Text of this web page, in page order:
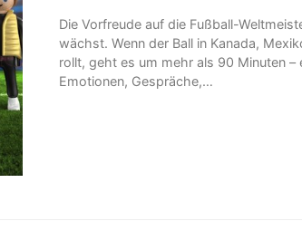
Die Vorfreude auf die Fußball-
wächst. Wenn der Ball in Kanada,
rollt, geht es um mehr als 90 Minuten –
Emotionen, Gespräche,…